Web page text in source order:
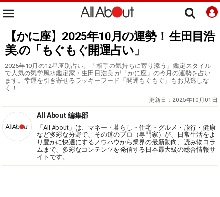
【かに座】2025年10月の運勢！ 生田目浩
美.の「もぐもぐ開運占い」
2025年10月の12星座別占い。「相手の気持ちに寄り添う」鑑定スタイル
で人気の気学風水鑑定家・生田目浩美.が「かに座」の今月の運勢を占い
ます。幸運を引き寄せるラッキーフード「開運もぐもぐ」もお見逃しな
く！
更新日： 2025年10月01日
All About 編集部
「All About」は、マネー・暮らし・住宅・グルメ・旅行・健康
など多彩な分野で、その道のプロ（専門家）が、日常生活をよ
り豊かに快適にするノウハウから業界の最新動向、読み物コラ
ムまで、多彩なコンテンツを発信する日本最大級の総合情報サ
イトです。